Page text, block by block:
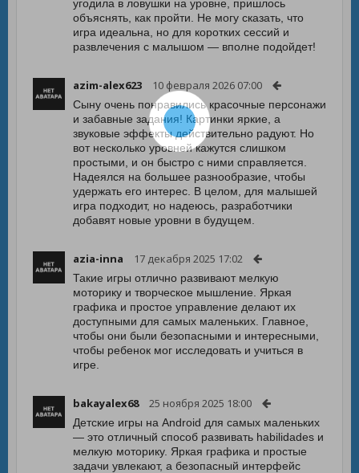
угодила в ловушки на уровне, пришлось
объяснять, как пройти. Не могу сказать, что
игра идеальна, но для коротких сессий и
развлечения с малышом — вполне подойдет!
azim-alex623 10 февраля 2026 07:00
Сыну очень понравились красочные персонажи
и забавные задания! Картинки яркие, а
звуковые эффекты действительно радуют. Но
вот несколько уровней кажутся слишком
простыми, и он быстро с ними справляется.
Надеялся на большее разнообразие, чтобы
удержать его интерес. В целом, для малышей
игра подходит, но надеюсь, разработчики
добавят новые уровни в будущем.
azia-inna 17 декабря 2025 17:02
Такие игры отлично развивают мелкую
моторику и творческое мышление. Яркая
графика и простое управление делают их
доступными для самых маленьких. Главное,
чтобы они были безопасными и интересными,
чтобы ребенок мог исследовать и учиться в
игре.
bakayalex68 25 ноября 2025 18:00
Детские игры на Android для самых маленьких
— это отличный способ развивать habilidades и
мелкую моторику. Яркая графика и простые
задачи увлекают, а безопасный интерфейс